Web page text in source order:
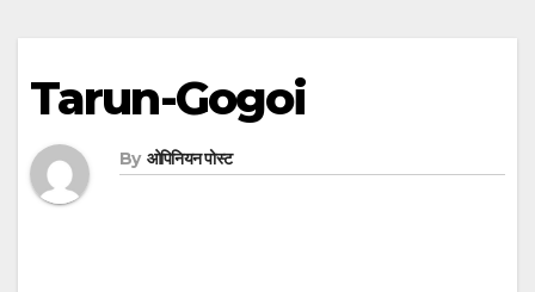
Tarun-Gogoi
By ओपिनियन पोस्ट